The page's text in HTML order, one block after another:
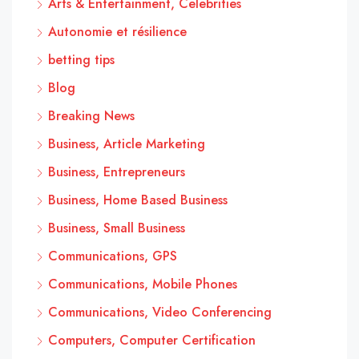
Arts & Entertainment, Celebrities
Autonomie et résilience
betting tips
Blog
Breaking News
Business, Article Marketing
Business, Entrepreneurs
Business, Home Based Business
Business, Small Business
Communications, GPS
Communications, Mobile Phones
Communications, Video Conferencing
Computers, Computer Certification